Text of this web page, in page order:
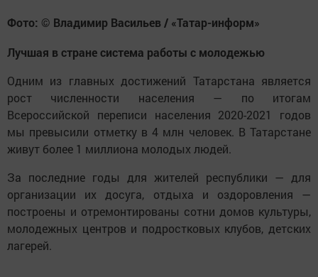
Фото: © Владимир Васильев / «Татар-информ»
Лучшая в стране система работы с молодежью
Одним из главных достижений Татарстана является
рост численности населения — по итогам
Всероссийской переписи населения 2020-2021 годов
мы превысили отметку в 4 млн человек. В Татарстане
живут более 1 миллиона молодых людей.
За последние годы для жителей республики — для
организации их досуга, отдыха и оздоровления —
построены и отремонтированы сотни домов культуры,
молодежных центров и подростковых клубов, детских
лагерей.